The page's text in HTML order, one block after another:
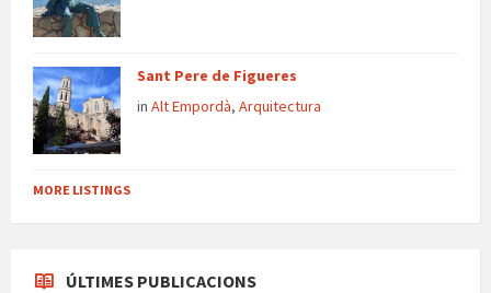
Sant Pere de Figueres
in Alt Empordà, Arquitectura
MORE LISTINGS
ÚLTIMES PUBLICACIONS